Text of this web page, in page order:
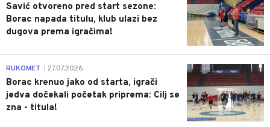
Savić otvoreno pred start sezone:
Borac napada titulu, klub ulazi bez
dugova prema igračima!
0
RUKOMET 27.07.2026.
Borac krenuo jako od starta, igrači
jedva dočekali početak priprema: Cilj se
zna - titula!